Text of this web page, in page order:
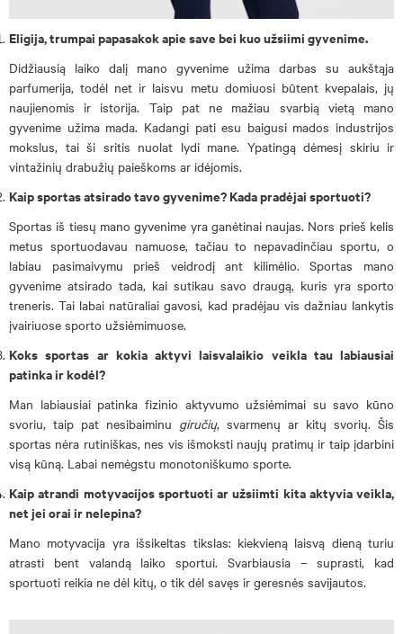
Eligija, trumpai papasakok apie save bei kuo užsiimi gyvenime.
Didžiausią laiko dalį mano gyvenime užima darbas su aukštąja
parfumerija, todėl net ir laisvu metu domiuosi būtent kvepalais, jų
naujienomis ir istorija. Taip pat ne mažiau svarbią vietą mano
gyvenime užima mada. Kadangi pati esu baigusi mados industrijos
mokslus, tai ši sritis nuolat lydi mane. Ypatingą dėmesį skiriu ir
vintažinių drabužių paieškoms ar idėjomis.
Kaip sportas atsirado tavo gyvenime? Kada pradėjai sportuoti?
Sportas iš tiesų mano gyvenime yra ganėtinai naujas. Nors prieš kelis
metus sportuodavau namuose, tačiau to nepavadinčiau sportu, o
labiau pasimaivymu prieš veidrodį ant kilimėlio. Sportas mano
gyvenime atsirado tada, kai sutikau savo draugą, kuris yra sporto
treneris. Tai labai natūraliai gavosi, kad pradėjau vis dažniau lankytis
įvairiuose sporto užsiėmimuose.
Koks sportas ar kokia aktyvi laisvalaikio veikla tau labiausiai
patinka ir kodėl?
Man labiausiai patinka fizinio aktyvumo užsiėmimai su savo kūno
svoriu, taip pat nesibaiminu giručių, svarmenų ar kitų svorių. Šis
sportas nėra rutiniškas, nes vis išmoksti naujų pratimų ir taip įdarbini
visą kūną. Labai nemėgstu monotoniškumo sporte.
Kaip atrandi motyvacijos sportuoti ar užsiimti kita aktyvia veikla,
net jei orai ir nelepina?
Mano motyvacija yra išsikeltas tikslas: kiekvieną laisvą dieną turiu
atrasti bent valandą laiko sportui. Svarbiausia – suprasti, kad
sportuoti reikia ne dėl kitų, o tik dėl savęs ir geresnės savijautos.